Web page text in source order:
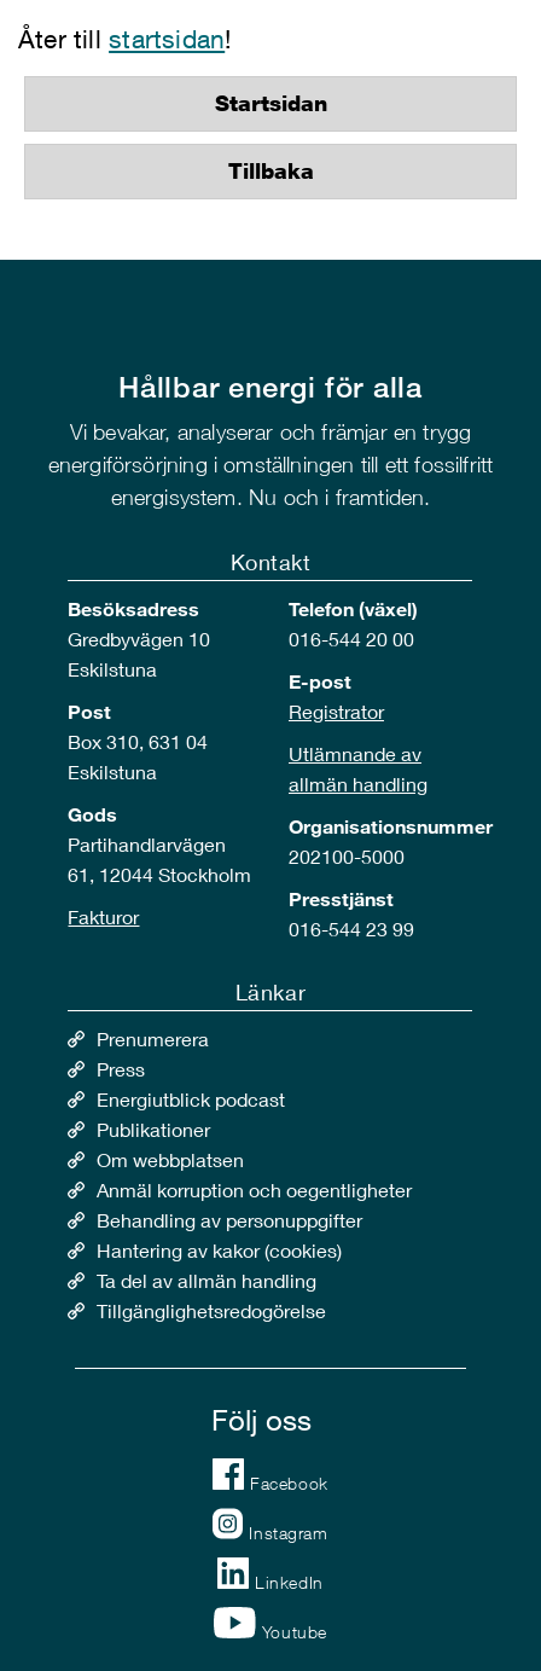
Åter tillstartsidan!
Startsidan
Tillbaka
Hållbar energi för alla
Vi bevakar, analyserar och främjar en trygg
energiförsörjning i omställningen till ett fossilfritt
energisystem. Nu och i framtiden.
Kontakt
Besöksadress
Gredbyvägen 10
Eskilstuna
Post
Box 310, 631 04
Eskilstuna
Gods
Partihandlarvägen
61, 12044 Stockholm
Fakturor
Telefon (växel)
016-544 20 00
E-post
Registrator
Utlämnande av
allmän handling
Organisationsnummer
202100-5000
Presstjänst
016-544 23 99
Länkar
Prenumerera
Press
Energiutblick podcast
Publikationer
Om webbplatsen
Anmäl korruption och oegentligheter
Behandling av personuppgifter
Hantering av kakor (cookies)
Ta del av allmän handling
Tillgänglighetsredogörelse
Följ oss
Facebook
Instagram
LinkedIn
Youtube